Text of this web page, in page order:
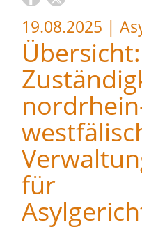
19.08.2025 |
Übersicht:
für